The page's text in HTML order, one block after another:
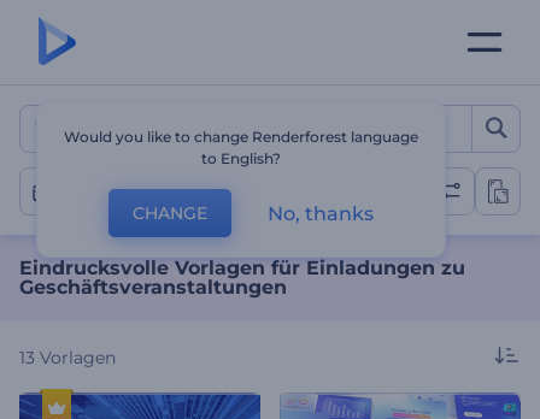
Eindrucksvolle Vorlagen
Business Veranstaltung
Eindrucksvolle Vorlagen für Einladungen zu
Geschäftsveranstaltungen
13 Vorlagen
Would you like to change Renderforest language
to English?
CHANGE No, thanks